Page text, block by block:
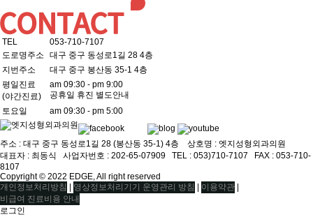
TEL
053-710-7107
도로명주소
대구 중구 동성로1길 28 4층
지번주소
대구 중구 봉산동 35-1 4층
평일진료
(야간진료)
am 09:30 - pm 9:00
공휴일 휴진 별도안내
토요일
am 09:30 - pm 5:00
주소 : 대구 중구 동성로1길 28 (봉산동 35-1) 4층 상호명 : 엣지성형외과의원
대표자 : 최동식ㅤ 사업자번호 : 202-65-07909ㅤ TEL : 053)710-7107ㅤ FAX : 053-710-
8107
Copyright © 2022 EDGE, All right reserved
개인정보처리방침
영상정보처리기기 운영관리 방침 이용약관
비급여 진료비용 안내
로그인